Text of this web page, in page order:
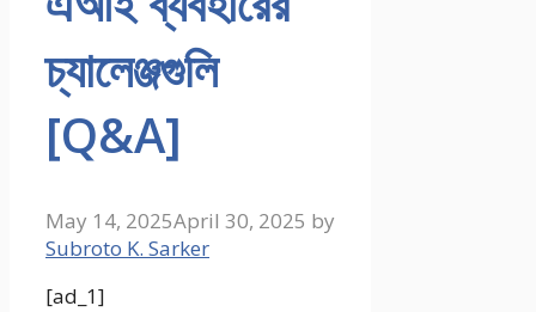
চ্যালেঞ্জগুলি
[Q&A]
May 14, 2025April 30, 2025 by
Subroto K. Sarker
[ad_1]